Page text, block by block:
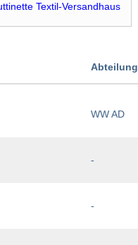
Textil-Versandhaus
Abteilung
WW AD
-
-